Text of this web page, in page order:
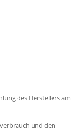
des Herstellers am
und den